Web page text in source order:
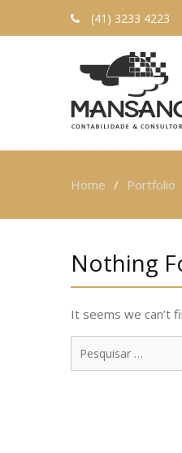
(41) 3233 4223
Home Portfolio
Nothing
It seems we can’t
Pesquisar